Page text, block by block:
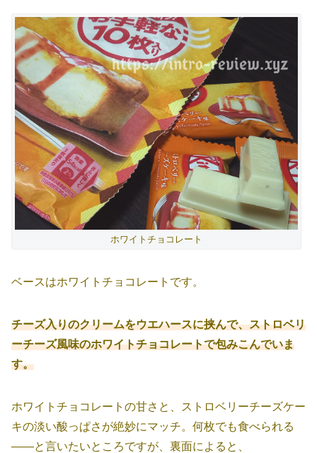
ホワイトチョコレート
ベースはホワイトチョコレートです。
チーズ入りのクリームをウエハースに挟んで、ストロベリ
ーチーズ風味のホワイトチョコレートで包みこんでいま
す。
ホワイトチョコレートの甘さと、ストロベリーチーズケー
キの淡い酸っぱさが絶妙にマッチ。何枚でも食べられる
――と言いたいところですが、裏面によると、